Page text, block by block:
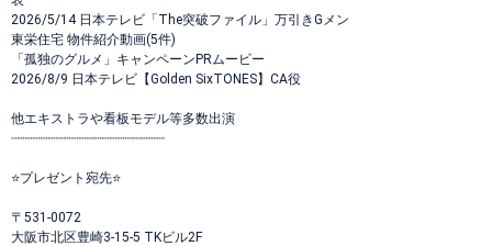
2026/5/14 日本テレビ「The突破ファイル」万引きGメン
東栄住宅 物件紹介動画(5件)
「孤独のグルメ」キャンペーンPRムービー
2026/8/9 日本テレビ【Golden SixTONES】CA役
他エキストラや看板モデル等多数出演
┈┈┈┈┈┈┈┈┈┈┈┈┈┈┈┈┈┈┈┈
⭐プレゼント宛先⭐
〒531-0072
大阪市北区豊崎3-15-5 TKビル2F